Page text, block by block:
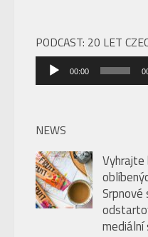
PODCAST: 20 LET
Audio
přehrávač
00:00
NEWS
Vyhrajte
mediální